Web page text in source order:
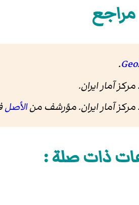
مراجع
.
آمار ایران.
مرکز آمار ایران. مؤرشف منالأصل
ذات صلة :